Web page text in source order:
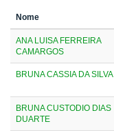
Nome
ANA LUISA FERREIRA
CAMARGOS
BRUNA CASSIA DA SILVA
BRUNA CUSTODIO DIAS
DUARTE